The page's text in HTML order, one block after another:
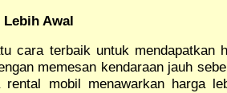
Lebih Awal
cara terbaik untuk mendapatkan
memesan kendaraan jauh
rental mobil menawarkan harga